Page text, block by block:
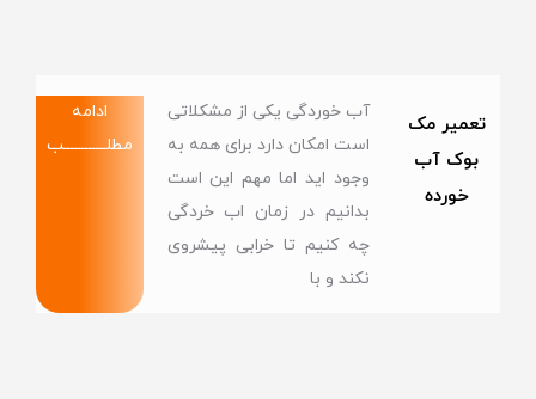
تعمیر مک
بوک آب
خورده
آب خوردگی یکی از مشکلاتی
است امکان دارد برای همه به
وجود اید اما مهم این است
بدانیم در زمان اب خردگی
چه کنیم تا خرابی پیشروی
نکند و با
ادامه
مطلــــــــــــب